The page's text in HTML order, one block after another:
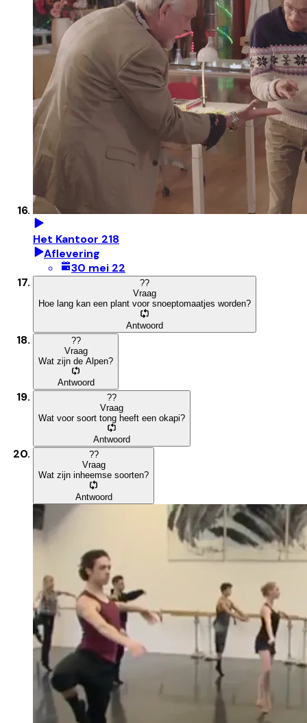
Het Kantoor 218
Aflevering
30 mei 22
??
Vraag
Hoe lang kan een plant voor snoeptomaatjes worden?
Antwoord
??
Vraag
Wat zijn de Alpen?
Antwoord
??
Vraag
Wat voor soort tong heeft een okapi?
Antwoord
??
Vraag
Wat zijn inheemse soorten?
Antwoord